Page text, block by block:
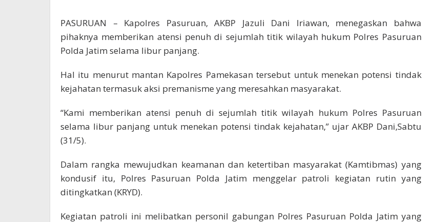
PASURUAN – Kapolres Pasuruan, AKBP Jazuli Dani Iriawan, menegaskan bahwa
pihaknya memberikan atensi penuh di sejumlah titik wilayah hukum Polres Pasuruan
Polda Jatim selama libur panjang.
Hal itu menurut mantan Kapolres Pamekasan tersebut untuk menekan potensi tindak
kejahatan termasuk aksi premanisme yang meresahkan masyarakat.
“Kami memberikan atensi penuh di sejumlah titik wilayah hukum Polres Pasuruan
selama libur panjang untuk menekan potensi tindak kejahatan,” ujar AKBP Dani,Sabtu
(31/5).
Dalam rangka mewujudkan keamanan dan ketertiban masyarakat (Kamtibmas) yang
kondusif itu, Polres Pasuruan Polda Jatim menggelar patroli kegiatan rutin yang
ditingkatkan (KRYD).
Kegiatan patroli ini melibatkan personil gabungan Polres Pasuruan Polda Jatim yang